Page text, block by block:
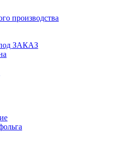
производства
под ЗАКАЗ